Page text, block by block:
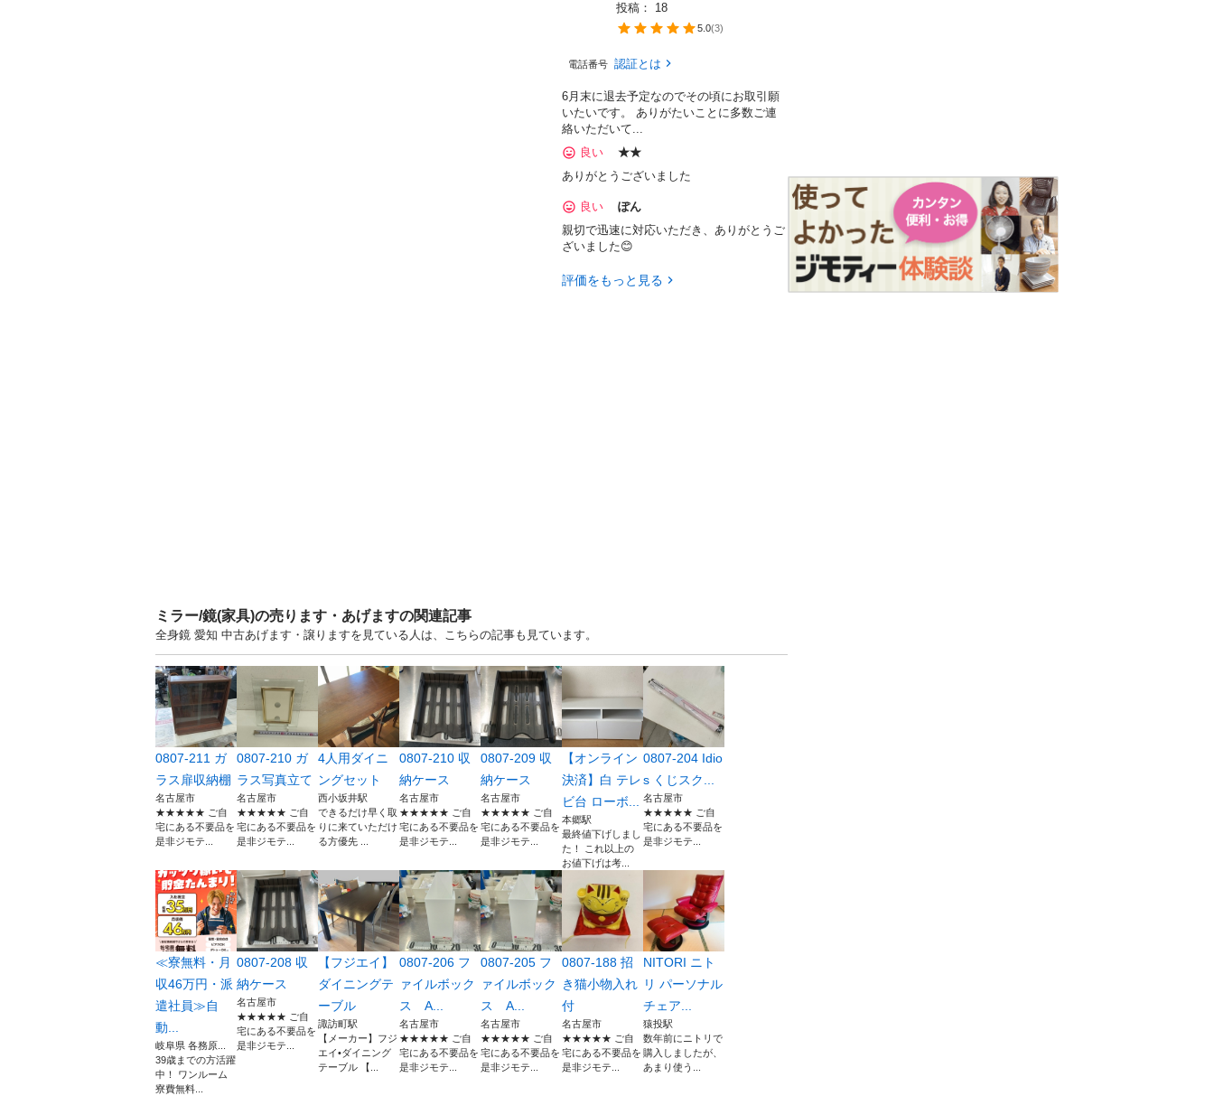
投稿： 18
5.0(3)
電話番号 認証とは
6月末に退去予定なのでその頃にお取引願
いたいです。 ありがたいことに多数ご連
絡いただいて...
良い
★★
ありがとうございました
良い
ぽん
親切で迅速に対応いただき、ありがとうご
ざいました😊
評価をもっと見る
ミラー/鏡(家具)の売ります・あげますの関連記事
全身鏡 愛知 中古あげます・譲りますを見ている人は、こちらの記事も見ています。
0807-211 ガ
ラス扉収納棚
名古屋市
★★★★★ ご自
宅にある不要品を
是非ジモテ...
0807-210 ガ
ラス写真立て
名古屋市
★★★★★ ご自
宅にある不要品を
是非ジモテ...
4人用ダイニ
ングセット
西小坂井駅
できるだけ早く取
りに来ていただけ
る方優先 ...
0807-210 収
納ケース
名古屋市
★★★★★ ご自
宅にある不要品を
是非ジモテ...
0807-209 収
納ケース
名古屋市
★★★★★ ご自
宅にある不要品を
是非ジモテ...
【オンライン
決済】白 テレ
ビ台 ローボ...
本郷駅
最終値下げしまし
た！ これ以上の
お値下げは考...
0807-204 Idio
s くじスク...
名古屋市
★★★★★ ご自
宅にある不要品を
是非ジモテ...
≪寮無料・月
収46万円・派
遣社員≫自
動...
岐阜県 各務原...
39歳までの方活躍
中！ ワンルーム
寮費無料...
0807-208 収
納ケース
名古屋市
★★★★★ ご自
宅にある不要品を
是非ジモテ...
【フジエイ】
ダイニングテ
ーブル
諏訪町駅
【メーカー】フジ
エイ•ダイニング
テーブル 【...
0807-206 フ
ァイルボック
ス A...
名古屋市
★★★★★ ご自
宅にある不要品を
是非ジモテ...
0807-205 フ
ァイルボック
ス A...
名古屋市
★★★★★ ご自
宅にある不要品を
是非ジモテ...
0807-188 招
き猫小物入れ
付
名古屋市
★★★★★ ご自
宅にある不要品を
是非ジモテ...
NITORI ニト
リ パーソナル
チェア...
猿投駅
数年前にニトリで
購入しましたが、
あまり使う...